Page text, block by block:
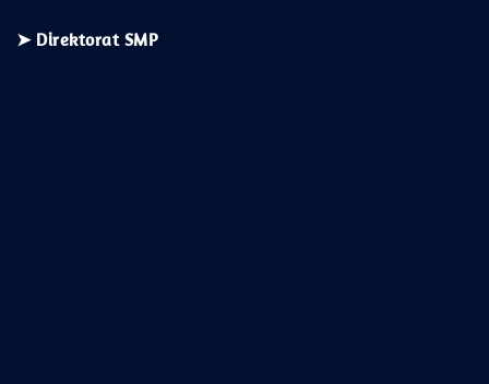
➤ Direktorat SMP